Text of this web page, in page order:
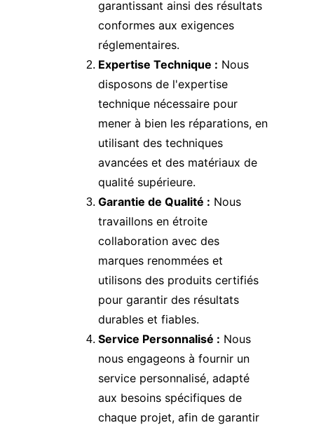
garantissant ainsi des résultats
conformes aux exigences
réglementaires.
Expertise Technique : Nous
disposons de l'expertise
technique nécessaire pour
mener à bien les réparations, en
utilisant des techniques
avancées et des matériaux de
qualité supérieure.
Garantie de Qualité : Nous
travaillons en étroite
collaboration avec des
marques renommées et
utilisons des produits certifiés
pour garantir des résultats
durables et fiables.
Service Personnalisé : Nous
nous engageons à fournir un
service personnalisé, adapté
aux besoins spécifiques de
chaque projet, afin de garantir